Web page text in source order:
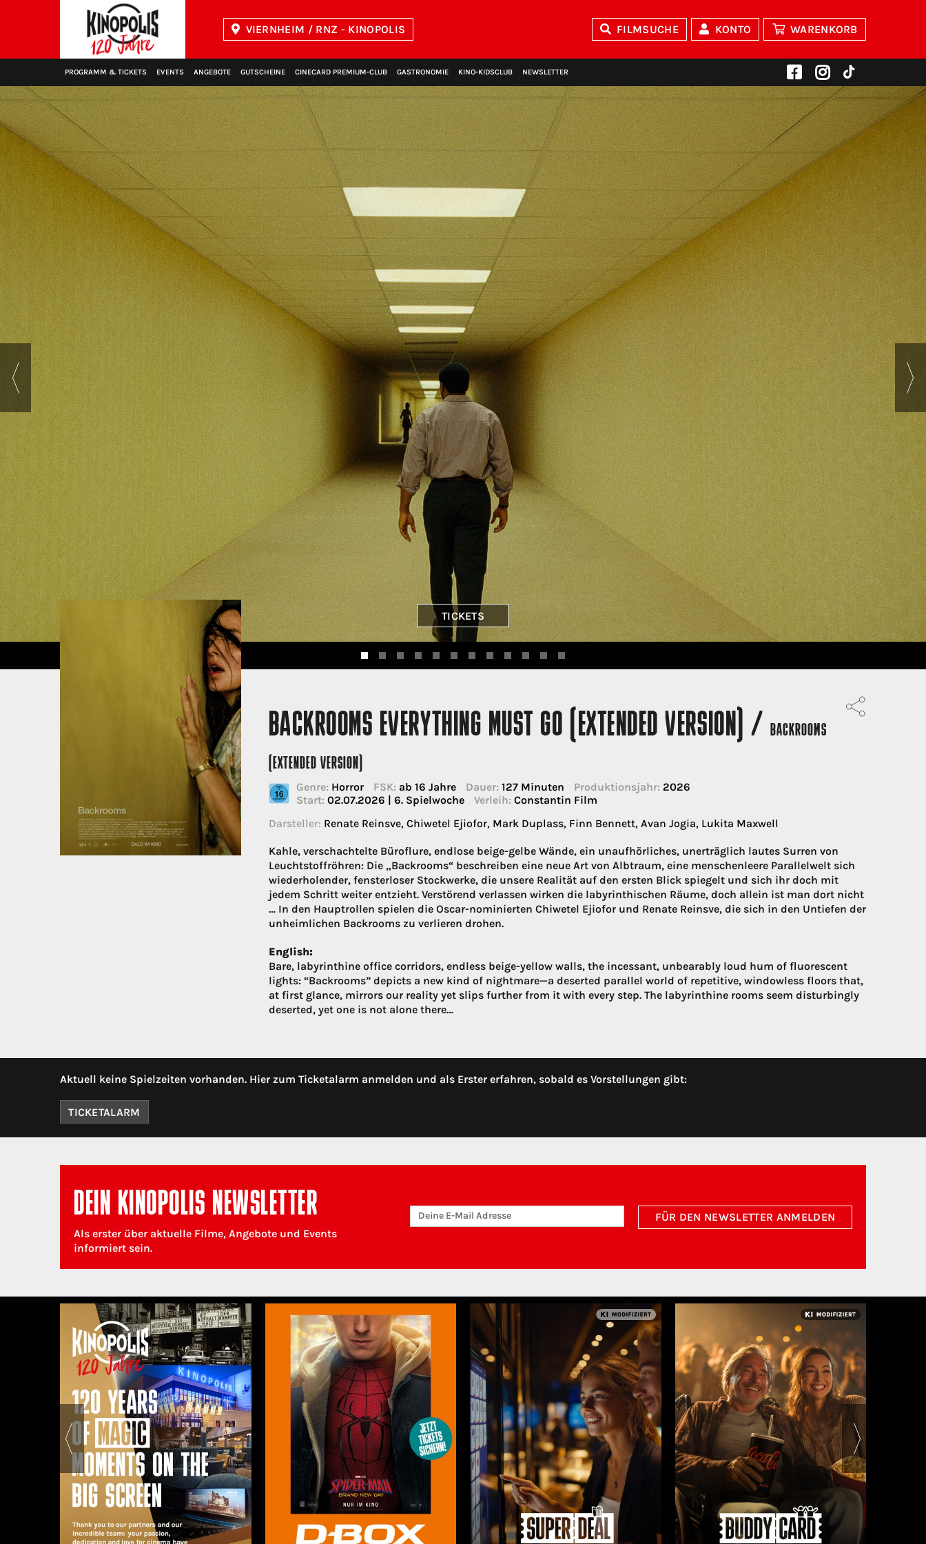
VIERNHEIM / RNZ - KINOPOLIS FILMSUCHE KONTO WARENKORB
PROGRAMM & TICKETS EVENTS ANGEBOTE GUTSCHEINE CINECARD PREMIUM‑CLUB GASTRONOMIE KINO‑KIDSCLUB NEWSLETTER
TICKETS
BACKROOMS EVERYTHING MUST GO (EXTENDED VERSION) /BACKROOMS
(EXTENDED VERSION)
Genre: Horror FSK: ab 16 Jahre Dauer: 127 Minuten Produktionsjahr: 2026
Start: 02.07.2026 | 6. Spielwoche Verleih: Constantin Film
Darsteller: Renate Reinsve, Chiwetel Ejiofor, Mark Duplass, Finn Bennett, Avan Jogia, Lukita Maxwell
Kahle, verschachtelte Büroflure, endlose beige-gelbe Wände, ein unaufhörliches, unerträglich lautes Surren von
Leuchtstoffröhren: Die „Backrooms“ beschreiben eine neue Art von Albtraum, eine menschenleere Parallelwelt sich
wiederholender, fensterloser Stockwerke, die unsere Realität auf den ersten Blick spiegelt und sich ihr doch mit
jedem Schritt weiter entzieht. Verstörend verlassen wirken die labyrinthischen Räume, doch allein ist man dort nicht
… In den Hauptrollen spielen die Oscar-nominierten Chiwetel Ejiofor und Renate Reinsve, die sich in den Untiefen der
unheimlichen Backrooms zu verlieren drohen.
English:
Bare, labyrinthine office corridors, endless beige-yellow walls, the incessant, unbearably loud hum of fluorescent
lights: “Backrooms” depicts a new kind of nightmare—a deserted parallel world of repetitive, windowless floors that,
at first glance, mirrors our reality yet slips further from it with every step. The labyrinthine rooms seem disturbingly
deserted, yet one is not alone there…
Aktuell keine Spielzeiten vorhanden. Hier zum Ticketalarm anmelden und als Erster erfahren, sobald es Vorstellungen gibt:
TICKETALARM
DEIN KINOPOLIS NEWSLETTER
Als erster über aktuelle Filme, Angebote und Events
informiert sein.
FÜR DEN NEWSLETTER ANMELDEN